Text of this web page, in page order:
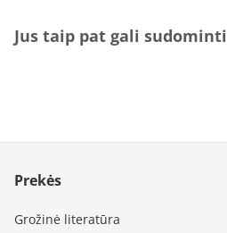
Jus taip pat gali sudominti
Prekės
Grožinė literatūra